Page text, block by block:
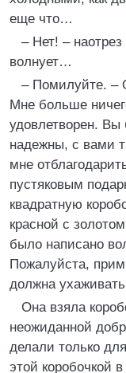
еще что…
– Нет! –
волнует…
– Помилуйте. –
Мне больше
удовлетворен. Вы
надежны, с вами
мне
пустяковым
квадратную
красной с
было написано
Пожалуйста,
должна
Она взяла
неожиданной
делали только
этой коробочкой